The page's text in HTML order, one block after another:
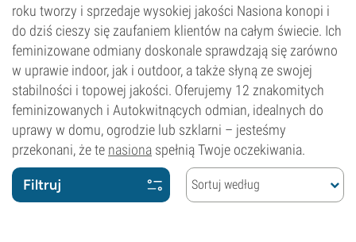
roku tworzy i sprzedaje wysokiej jakości Nasiona konopi i
do dziś cieszy się zaufaniem klientów na całym świecie. Ich
feminizowane odmiany doskonale sprawdzają się zarówno
w uprawie indoor, jak i outdoor, a także słyną ze swojej
stabilności i topowej jakości. Oferujemy 12 znakomitych
feminizowanych i Autokwitnących odmian, idealnych do
uprawy w domu, ogrodzie lub szklarni – jesteśmy
przekonani, że te nasiona spełnią Twoje oczekiwania.
Filtruj Sortuj według